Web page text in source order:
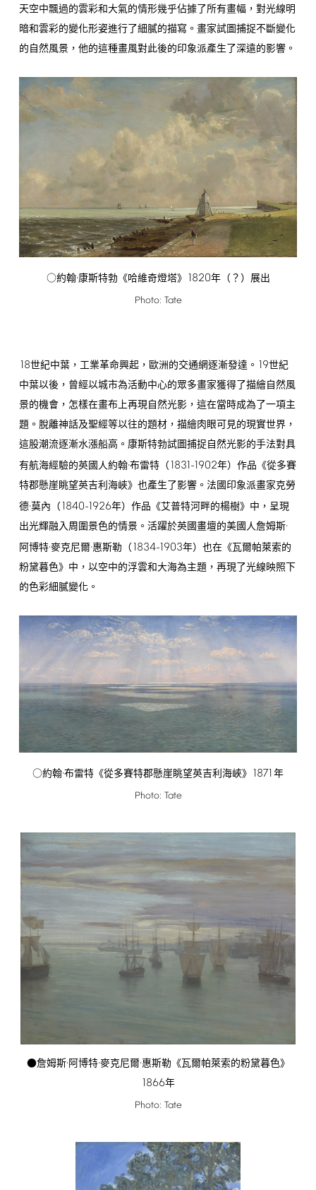
天空中飄過的雲彩和大氣的情形幾乎佔據了所有畫幅，對光線明
暗和雲彩的變化形姿進行了細膩的描寫。畫家試圖捕捉不斷變化
的自然風景，他的這種畫風對此後的印象派產生了深遠的影響。
○約翰·康斯特勃《哈維奇燈塔》 1820年（？）展出
Photo: Tate
18世紀中葉，工業革命興起，歐洲的交通網逐漸發達。 19世紀
中葉以後，曾經以城市為活動中心的眾多畫家獲得了描繪自然風
景的機會，怎樣在畫布上再現自然光影，這在當時成為了一項主
題。脫離神話及聖經等以往的題材，描繪肉眼可見的現實世界，
這股潮流逐漸水漲船高。康斯特勃試圖捕捉自然光影的手法對具
有航海經驗的英國人約翰·布雷特（1831-1902年）作品《從多賽
特郡懸崖眺望英吉利海峽》也產生了影響。法國印象派畫家克勞
德·莫內（1840-1926年）作品《艾普特河畔的楊樹》中，呈現
出光輝融入周圍景色的情景。活躍於英國畫壇的美國人詹姆斯·
阿博特·麥克尼爾·惠斯勒（1834-1903年）也在《瓦爾帕萊索的
粉黛暮色》中，以空中的浮雲和大海為主題，再現了光線映照下
的色彩細膩變化。
○約翰·布雷特《從多賽特郡懸崖眺望英吉利海峽》 1871年
Photo: Tate
●詹姆斯·阿博特·麥克尼爾·惠斯勒《瓦爾帕萊索的粉黛暮色》
1866年
Photo: Tate